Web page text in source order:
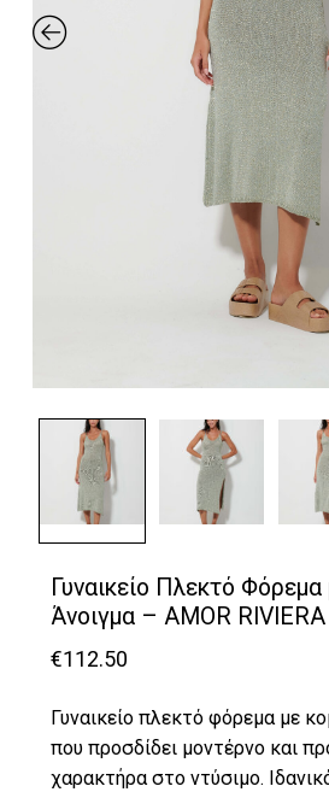
Γυναικείο Πλεκτό
Άνοιγμα – AMOR RIVIERA
€112.50
Γυναικείο πλεκτό φόρεμα με
που προσδίδει μοντέρνο και
χαρακτήρα στο ντύσιμο.